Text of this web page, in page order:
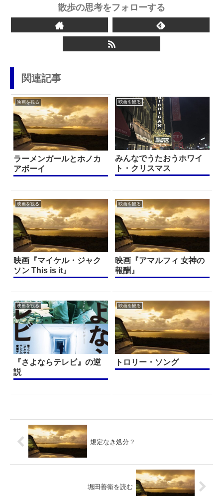
散歩の思考をフォローする
関連記事
映画を観る
ラーメンガールとホノカ
アボーイ
映画を観る
みんなでうたおうホワイ
ト・クリスマス
映画を観る
映画『マイケル・ジャク
ソン This is it』
映画を観る
映画『アマルフィ 女神の
報酬』
映画を観る
『さよならテレビ』の逆
説
映画を観る
トロリー・ソング
規定なき処分？
堀田善衞を読む